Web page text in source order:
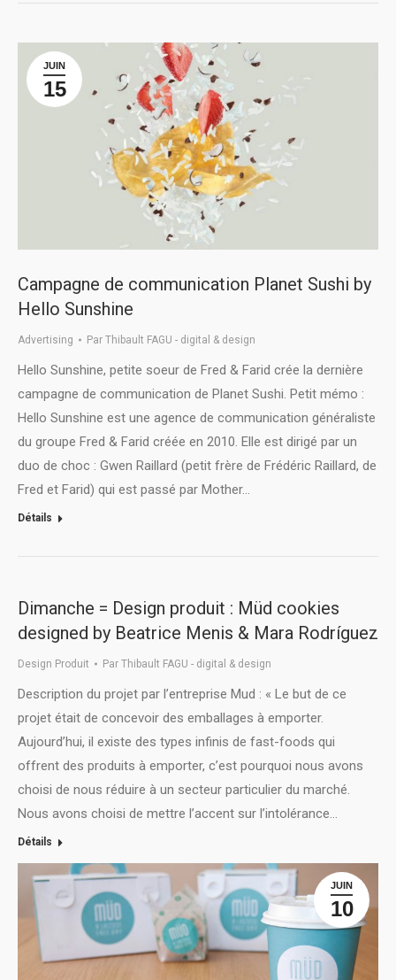
JUIN
15
Campagne de communication Planet Sushi by
Hello Sunshine
Advertising Par Thibault FAGU - digital & design
Hello Sunshine, petite soeur de Fred & Farid crée la dernière
campagne de communication de Planet Sushi. Petit mémo :
Hello Sunshine est une agence de communication généraliste
du groupe Fred & Farid créée en 2010. Elle est dirigé par un
duo de choc : Gwen Raillard (petit frère de Frédéric Raillard, de
Fred et Farid) qui est passé par Mother…
Détails
Dimanche = Design produit : Müd cookies
designed by Beatrice Menis & Mara Rodríguez
Design Produit Par Thibault FAGU - digital & design
Description du projet par l’entreprise Mud : « Le but de ce
projet était de concevoir des emballages à emporter.
Aujourd’hui, il existe des types infinis de fast-foods qui
offrent des produits à emporter, c’est pourquoi nous avons
choisi de nous réduire à un secteur particulier du marché.
Nous avons choisi de mettre l’accent sur l’intolérance…
Détails
JUIN
10